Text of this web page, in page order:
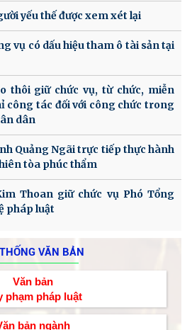
yếu thế được xem xét lại
vụ có dấu hiệu tham ô tài sản tại
thôi giữ chức vụ, từ chức, miễn
công tác đối với công chức trong
dân
Quảng Ngãi trực tiếp thực hành
tòa phúc thẩm
Thoan giữ chức vụ Phó Tổng
pháp luật
VĂN BẢN
Văn bản
phạm pháp luật
bản ngành